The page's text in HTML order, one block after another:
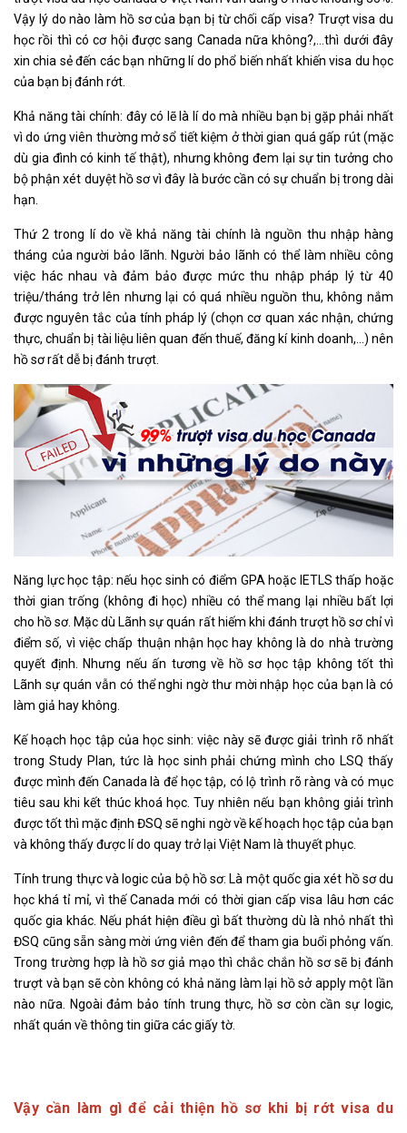
Vậy lý do nào làm hồ sơ của bạn bị từ chối cấp visa? Trượt visa du
học rồi thì có cơ hội được sang Canada nữa không?,…thì dưới đây
xin chia sẻ đến các bạn những lí do phổ biến nhất khiến visa du học
của bạn bị đánh rớt.
Khả năng tài chính: đây có lẽ là lí do mà nhiều bạn bị gặp phải nhất
vì do ứng viên thường mở sổ tiết kiệm ở thời gian quá gấp rút (mặc
dù gia đình có kinh tế thật), nhưng không đem lại sự tin tưởng cho
bộ phận xét duyệt hồ sơ vì đây là bước cần có sự chuẩn bị trong dài
hạn.
Thứ 2 trong lí do về khả năng tài chính là nguồn thu nhập hàng
tháng của người bảo lãnh. Người bảo lãnh có thể làm nhiều công
việc hác nhau và đảm bảo được mức thu nhập pháp lý từ 40
triệu/tháng trở lên nhưng lại có quá nhiều nguồn thu, không nắm
được nguyên tắc của tính pháp lý (chọn cơ quan xác nhận, chứng
thực, chuẩn bị tài liệu liên quan đến thuế, đăng kí kinh doanh,…) nên
hồ sơ rất dễ bị đánh trượt.
Năng lực học tập: nếu học sinh có điểm GPA hoặc IETLS thấp hoặc
thời gian trống (không đi học) nhiều có thể mang lại nhiều bất lợi
cho hồ sơ. Mặc dù Lãnh sự quán rất hiếm khi đánh trượt hồ sơ chỉ vì
điểm số, vì việc chấp thuận nhận học hay không là do nhà trường
quyết định. Nhưng nếu ấn tương về hồ sơ học tập không tốt thì
Lãnh sự quán vẫn có thể nghi ngờ thư mời nhập học của bạn là có
làm giả hay không.
Kế hoạch học tập của học sinh: việc này sẽ được giải trình rõ nhất
trong Study Plan, tức là học sinh phải chứng mình cho LSQ thấy
được mình đến Canada là để học tập, có lộ trình rõ ràng và có mục
tiêu sau khi kết thúc khoá học. Tuy nhiên nếu bạn không giải trình
được tốt thì mặc định ĐSQ sẽ nghi ngờ về kế hoạch học tập của bạn
và không thấy được lí do quay trở lại Việt Nam là thuyết phục.
Tính trung thực và logic của bộ hồ sơ: Là một quốc gia xét hồ sơ du
học khá tỉ mỉ, vì thế Canada mới có thời gian cấp visa lâu hơn các
quốc gia khác. Nếu phát hiện điều gì bất thường dù là nhỏ nhất thì
ĐSQ cũng sẵn sàng mời ứng viên đến để tham gia buổi phỏng vấn.
Trong trường hợp là hồ sơ giả mạo thì chắc chắn hồ sơ sẽ bị đánh
trượt và bạn sẽ còn không có khả năng làm lại hồ sở apply một lần
nào nữa. Ngoài đảm bảo tính trung thực, hồ sơ còn cần sự logic,
nhất quán về thông tin giữa các giấy tờ.
Vậy cần làm gì để cải thiện hồ sơ khi bị rớt visa du